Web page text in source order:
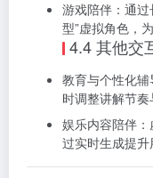
游戏陪伴：通
型”虚拟角色，
4.4 其他交
教育与个性化
时调整讲解节奏
娱乐内容陪伴
过实时生成提升